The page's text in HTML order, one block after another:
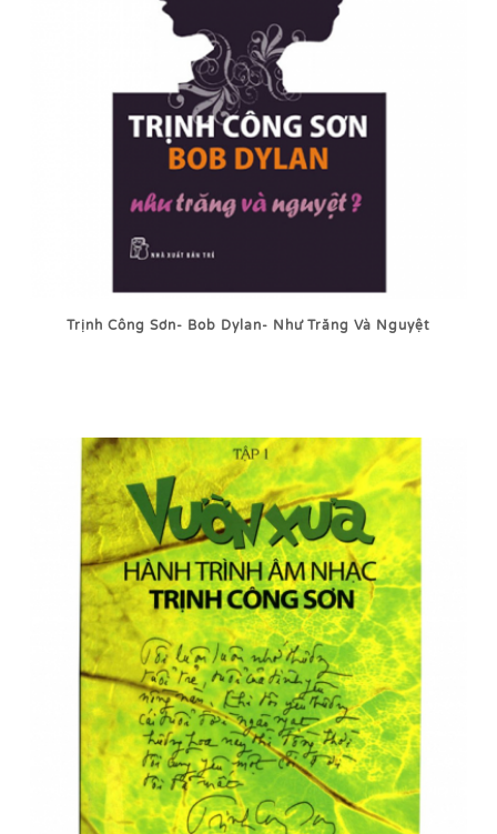
Trịnh Công Sơn- Bob Dylan- Như Trăng Và Nguyệt